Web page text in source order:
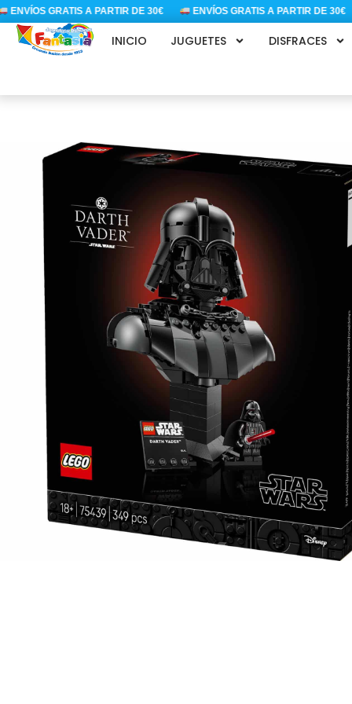
Ir
contenido
GRATIS A PARTIR DE 30€ ENVÍOS GRATIS A PARTIR DE 30€
INICIO JUGUETES DISFRACES